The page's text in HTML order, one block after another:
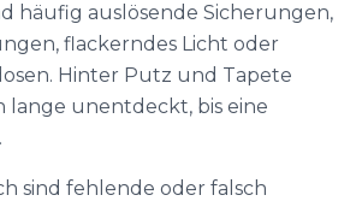
häufig auslösende Sicherungen,
flackerndes Licht oder
Hinter Putz und Tapete
lange unentdeckt, bis eine
sind fehlende oder falsch